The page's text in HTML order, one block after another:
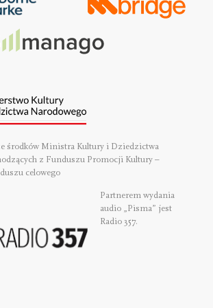
środków Ministra Kultury i Dziedzictwa
z Funduszu Promocji Kultury –
celowego
Partnerem wydania
audio „Pisma” jest
Radio 357.